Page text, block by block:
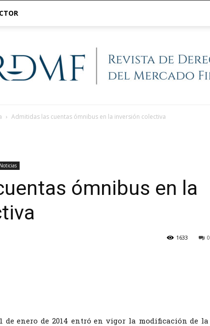
Admitidas las cuentas ómnibus en la inversión colectiva
Noticias
ómnibus en la
0
1633
de enero de 2014 entró en vigor la modificación de la